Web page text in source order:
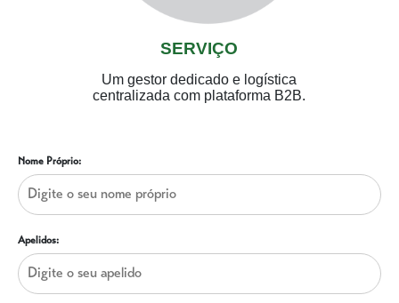
SERVIÇO
Um gestor dedicado e logística
centralizada com plataforma B2B.
Nome Próprio:
Apelidos: